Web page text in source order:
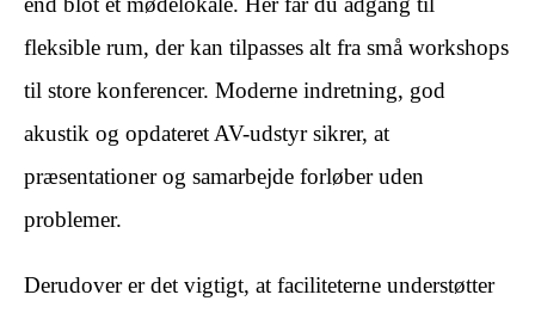
fleksible rum, der kan tilpasses alt fra små workshops
til store konferencer. Moderne indretning, god
akustik og opdateret AV-udstyr sikrer, at
præsentationer og samarbejde forløber uden
problemer.
Derudover er det vigtigt, at faciliteterne understøtter